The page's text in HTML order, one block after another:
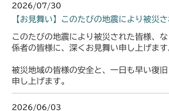
2026/07/30
【お見舞い】このたびの地震により被災
このたびの地震により被災された皆様、
係者の皆様に、深くお見舞い申し上げます
被災地域の皆様の安全と、一日も早い復
申し上げます。
2026/06/03